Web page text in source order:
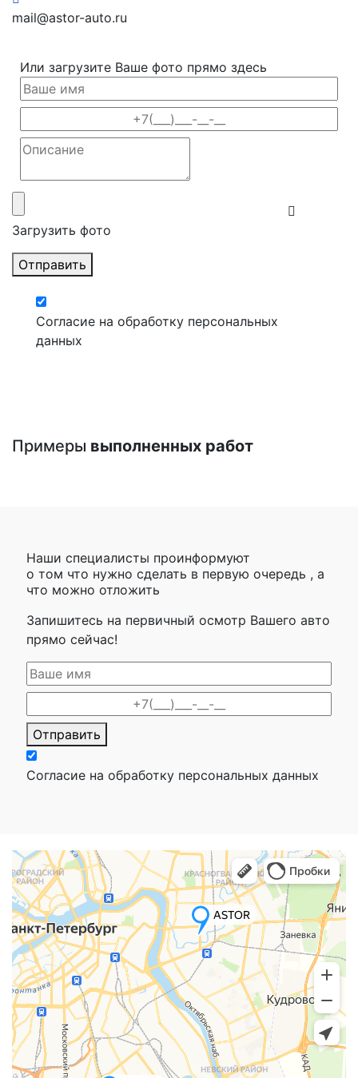
mail@astor-auto.ru
Или загрузите Ваше фото прямо здесь
Загрузить фото
Отправить
Согласие на обработку персональных
данных
Примеры выполненных работ
Наши специалисты проинформуют
о том что нужно сделать в первую очередь , а
что можно отложить
Запишитесь на первичный осмотр Вашего авто
прямо сейчас!
Отправить
Согласие на обработку персональных данных